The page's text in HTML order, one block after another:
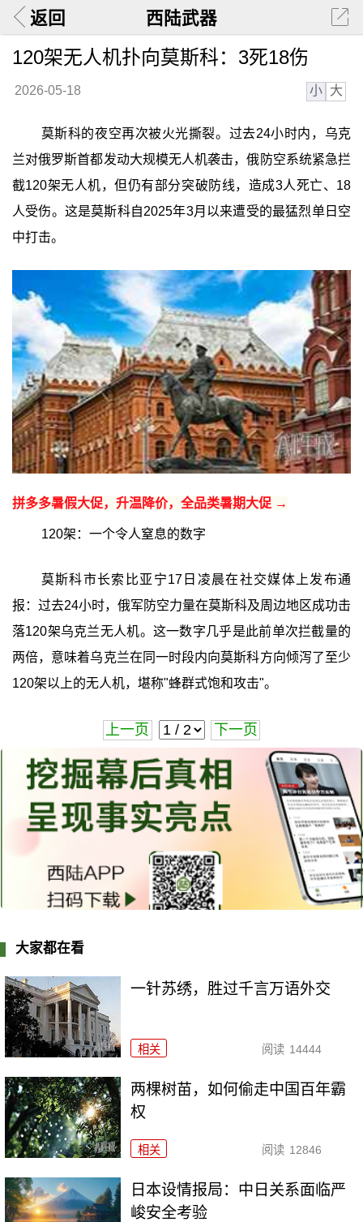
返回 西陆武器
120架无人机扑向莫斯科：3死18伤
2026-05-18 小 大
莫斯科的夜空再次被火光撕裂。过去24小时内，乌克
兰对俄罗斯首都发动大规模无人机袭击，俄防空系统紧急拦
截120架无人机，但仍有部分突破防线，造成3人死亡、18
人受伤。这是莫斯科自2025年3月以来遭受的最猛烈单日空
中打击。
拼多多暑假大促，升温降价，全品类暑期大促 →
120架：一个令人窒息的数字
莫斯科市长索比亚宁17日凌晨在社交媒体上发布通
报：过去24小时，俄军防空力量在莫斯科及周边地区成功击
落120架乌克兰无人机。这一数字几乎是此前单次拦截量的
两倍，意味着乌克兰在同一时段内向莫斯科方向倾泻了至少
120架以上的无人机，堪称"蜂群式饱和攻击"。
上一页 下一页
大家都在看
一针苏绣，胜过千言万语外交
相关 阅读 14444
两棵树苗，如何偷走中国百年霸
权
相关 阅读 12846
日本设情报局：中日关系面临严
峻安全考验